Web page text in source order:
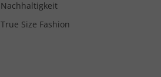
Nachhaltigkeit
True Size Fashion